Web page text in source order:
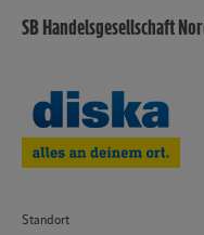
SB Handelsgesellschaft
Standort